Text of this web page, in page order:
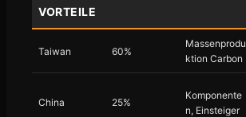
VORTEILE
Taiwan 60%
Massenprodu
ktion Carbon
China 25%
Komponente
n, Einsteiger